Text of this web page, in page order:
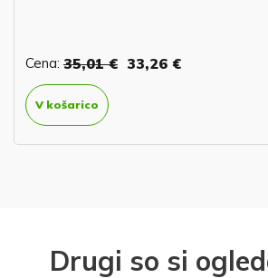
Cena: 35,01 € 33,26 €
V košarico
Drugi so si